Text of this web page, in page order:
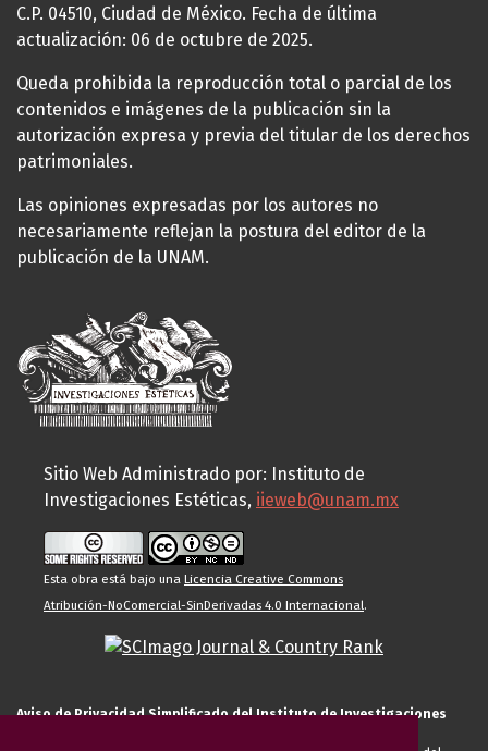
C.P. 04510, Ciudad de México. Fecha de última
actualización: 06 de octubre de 2025.
Queda prohibida la reproducción total o parcial de los
contenidos e imágenes de la publicación sin la
autorización expresa y previa del titular de los derechos
patrimoniales.
Las opiniones expresadas por los autores no
necesariamente reflejan la postura del editor de la
publicación de la UNAM.
Sitio Web Administrado por: Instituto de
Investigaciones Estéticas, iieweb@unam.mx
Esta obra está bajo una Licencia Creative Commons
Atribución-NoComercial-SinDerivadas 4.0 Internacional.
Aviso de Privacidad Simplificado del Instituto de Investigaciones